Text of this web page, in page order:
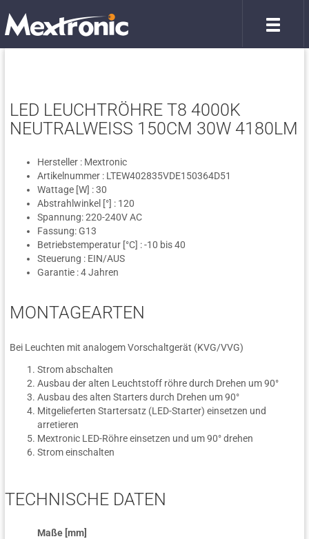
LED LEUCHTRÖHRE T8 4000K
NEUTRALWEISS 150CM 30W 4180LM
Hersteller : Mextronic
Artikelnummer : LTEW402835VDE150364D51
Wattage [W] : 30
Abstrahlwinkel [°] : 120
Spannung: 220-240V AC
Fassung: G13
Betriebstemperatur [°C] : -10 bis 40
Steuerung : EIN/AUS
Garantie : 4 Jahren
MONTAGEARTEN
Bei Leuchten mit analogem Vorschaltgerät (KVG/VVG)
Strom abschalten
Ausbau der alten Leuchtstoff röhre durch Drehen um 90°
Ausbau des alten Starters durch Drehen um 90°
Mitgelieferten Startersatz (LED-Starter) einsetzen und
arretieren
Mextronic LED-Röhre einsetzen und um 90° drehen
Strom einschalten
TECHNISCHE DATEN
Maße [mm]